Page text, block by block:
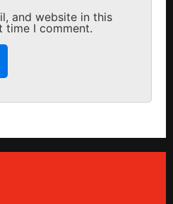
and website in this
time I comment.